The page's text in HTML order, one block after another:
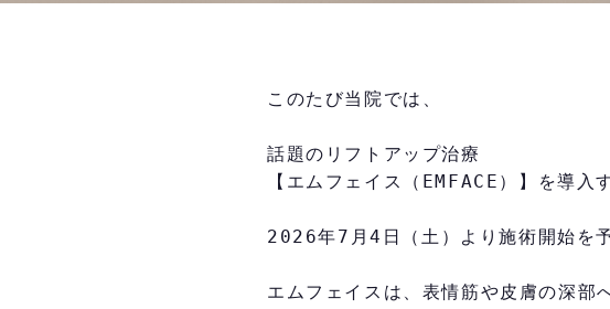
このたび当院では、
話題のリフトアップ治療
【エムフェイス（EMFACE）】を導入
2026年7月4日（土）より施術開始を
エムフェイスは、表情筋や皮膚の深部